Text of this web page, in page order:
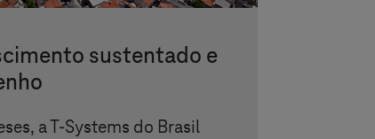
sustentado e
aT-Systems do Brasil